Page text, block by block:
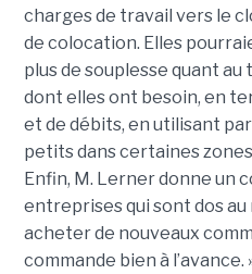
charges de travail vers le
de colocation. Elles
plus de souplesse quant
dont elles ont besoin, en
et de débits, en utilisant
petits dans certaines
Enfin, M. Lerner donne un
entreprises qui sont dos
acheter de nouveaux
commande bien à l’avance.